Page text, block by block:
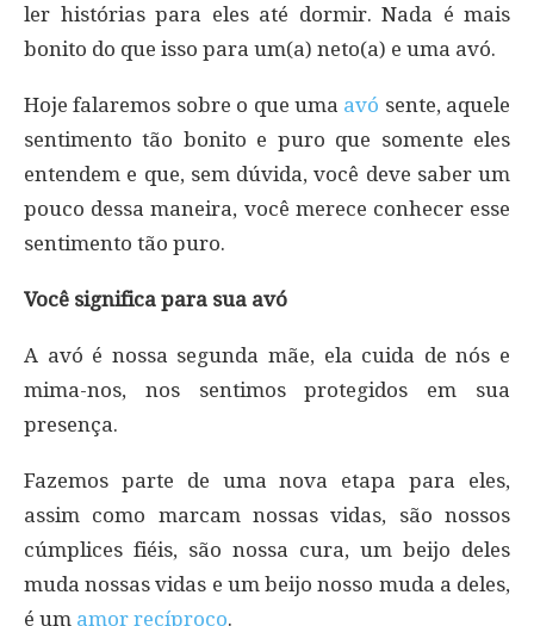
ler histórias para eles até dormir. Nada é mais
bonito do que isso para um(a) neto(a) e uma avó.
Hoje falaremos sobre o que uma avó sente, aquele
sentimento tão bonito e puro que somente eles
entendem e que, sem dúvida, você deve saber um
pouco dessa maneira, você merece conhecer esse
sentimento tão puro.
Você significa para sua avó
A avó é nossa segunda mãe, ela cuida de nós e
mima-nos, nos sentimos protegidos em sua
presença.
Fazemos parte de uma nova etapa para eles,
assim como marcam nossas vidas, são nossos
cúmplices fiéis, são nossa cura, um beijo deles
muda nossas vidas e um beijo nosso muda a deles,
é um amor recíproco.